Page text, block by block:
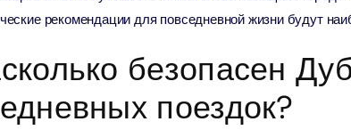
in Dubai Marina + IMG Worlds of Adventure
Объединенные Арабские Эмираты
рекомендации для повседневной жизни будут
безопасен
поездок?